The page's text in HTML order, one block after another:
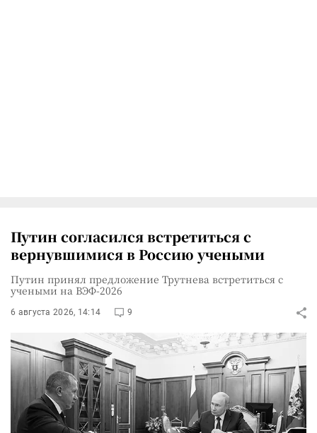
Путин согласился встретиться с
вернувшимися в Россию учеными
Путин принял предложение Трутнева встретиться с
учеными на ВЭФ-2026
6 августа 2026, 14:14 9